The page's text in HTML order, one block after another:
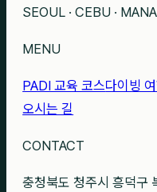
SEOUL · CEBU ·
MENU
PADI 교육 코스다이빙
오시는 길
CONTACT
충청북도 청주시 흥덕